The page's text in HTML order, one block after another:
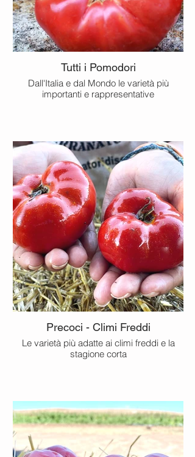
Tutti i Pomodori
Dall'Italia e dal Mondo le varietà più
importanti e rappresentative
Precoci - Climi Freddi
Le varietà più adatte ai climi freddi e la
stagione corta